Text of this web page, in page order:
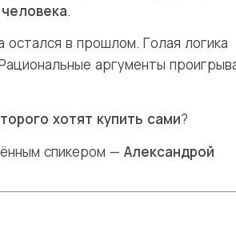
.
остался в прошлом. Голая логика
аргументы
хотят купить сами?
спикером — Александрой